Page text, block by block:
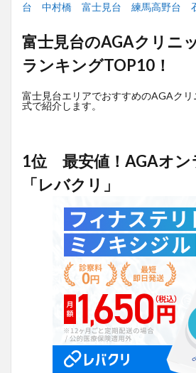
台
中村橋 富士見台 練馬高野台
富士見台のAGAクリニ
ランキングTOP10！
富士見台エリアでおすすめのAGAク
式で紹介します。
1位 最安値！AGAオン
「レバクリ」